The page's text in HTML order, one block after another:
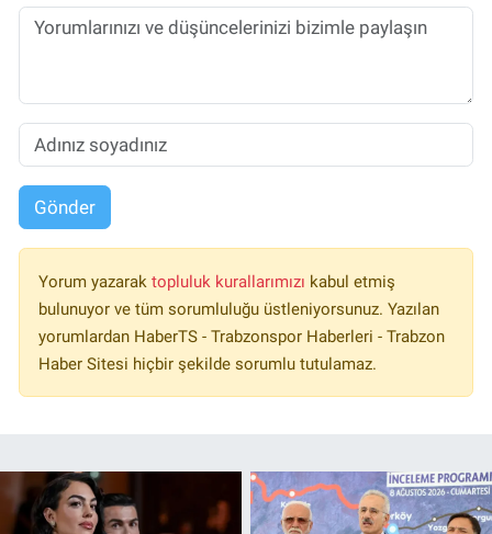
Gönder
Yorum yazarak topluluk kurallarımızı kabul etmiş
bulunuyor ve tüm sorumluluğu üstleniyorsunuz. Yazılan
yorumlardan HaberTS - Trabzonspor Haberleri - Trabzon
Haber Sitesi hiçbir şekilde sorumlu tutulamaz.